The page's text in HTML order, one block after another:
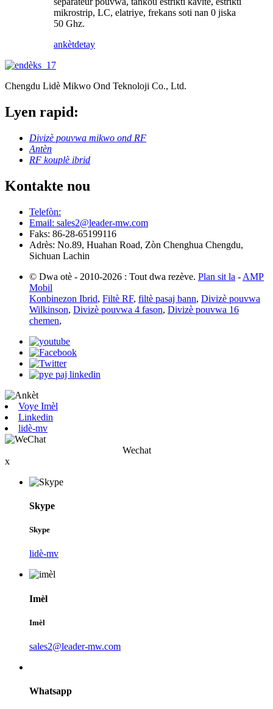
mikrostrip, LC, elatriye, frekans soti nan 0 jiska
50 Ghz.
ankètdetay
Chengdu Lidè Mikwo Ond Teknoloji Co., Ltd.
Lyen rapid:
Divizè pouvwa mikwo ond RF
Antèn
RF kouplè ibrid
Kontakte nou
Telefòn:
Email: sales2@leader-mw.com
Faks: 86-28-65199116
Adrès: No.89, Huahan Road, Zòn Chenghua Chengdu,
Sichuan Lachin
© Dwa otè - 2010-2026 : Tout dwa rezève. Plan sit la - AMP
Mobil
Konbinezon Ibrid, Filtè RF, filtè pasaj bann, Divizè pouvwa
Wilkinson, Divizè pouvwa 4 fason, Divizè pouvwa 16
chemen,
Voye Imèl
Linkedin
lidè-mv
Wechat
x
Skype
Skype
lidè-mv
Imèl
Imèl
sales2@leader-mw.com
Whatsapp